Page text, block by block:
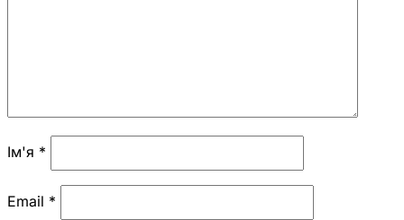
Ім'я *
Email *